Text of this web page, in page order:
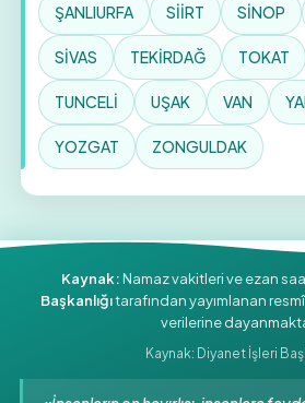
ŞANLIURFA SİİRT SİNOP
SİVAS TEKİRDAĞ TOKAT
TUNCELİ UŞAK VAN
YOZGAT ZONGULDAK
Kaynak:Namaz vakitleri ve ezan
Başkanlığıtarafından yayımlanan
verilerine
Kaynak: Diyanet İşleri